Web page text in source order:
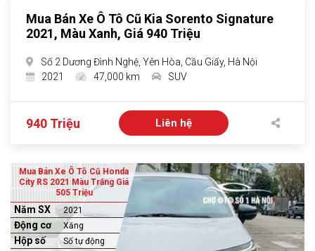
Mua Bán Xe Ô Tô Cũ Kia Sorento Signature
2021, Màu Xanh, Giá 940 Triệu
Số 2 Dương Đình Nghệ, Yên Hòa, Cầu Giấy, Hà Nội
2021
47,000 km SUV
940 Triệu Liên hệ
Mua Bán Xe Ô Tô Cũ Honda
City RS 2021 Màu Trắng Giá
505 Triệu
Năm SX 2021
Động cơ Xăng
Hộp số Số tự động